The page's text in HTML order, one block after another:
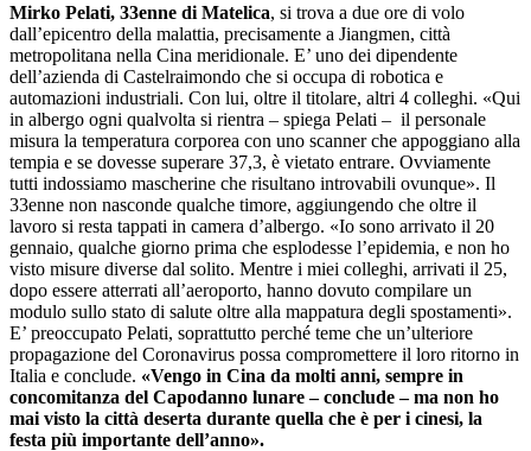
Mirko Pelati, 33enne di Matelica, si trova a due ore di volo
dall’epicentro della malattia, precisamente a Jiangmen, città
metropolitana nella Cina meridionale. E’ uno dei dipendente
dell’azienda di Castelraimondo che si occupa di robotica e
automazioni industriali. Con lui, oltre il titolare, altri 4 colleghi. «Qui
in albergo ogni qualvolta si rientra – spiega Pelati – il personale
misura la temperatura corporea con uno scanner che appoggiano alla
tempia e se dovesse superare 37,3, è vietato entrare. Ovviamente
tutti indossiamo mascherine che risultano introvabili ovunque». Il
33enne non nasconde qualche timore, aggiungendo che oltre il
lavoro si resta tappati in camera d’albergo. «Io sono arrivato il 20
gennaio, qualche giorno prima che esplodesse l’epidemia, e non ho
visto misure diverse dal solito. Mentre i miei colleghi, arrivati il 25,
dopo essere atterrati all’aeroporto, hanno dovuto compilare un
modulo sullo stato di salute oltre alla mappatura degli spostamenti».
E’ preoccupato Pelati, soprattutto perché teme che un’ulteriore
propagazione del Coronavirus possa compromettere il loro ritorno in
Italia e conclude. «Vengo in Cina da molti anni, sempre in
concomitanza del Capodanno lunare – conclude – ma non ho
mai visto la città deserta durante quella che è per i cinesi, la
festa più importante dell’anno».